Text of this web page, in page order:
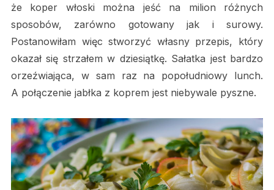
że koper włoski można jeść na milion różnych
sposobów, zarówno gotowany jak i surowy.
Postanowiłam więc stworzyć własny przepis, który
okazał się strzałem w dziesiątkę. Sałatka jest bardzo
orzeźwiająca, w sam raz na popołudniowy lunch.
A połączenie jabłka z koprem jest niebywale pyszne.